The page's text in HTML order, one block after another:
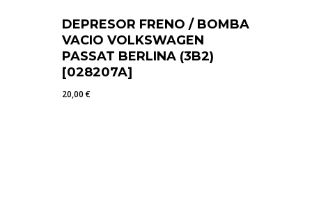
DEPRESOR FRENO / BOMBA
VACIO VOLKSWAGEN
PASSAT BERLINA (3B2)
[028207A]
20,00€